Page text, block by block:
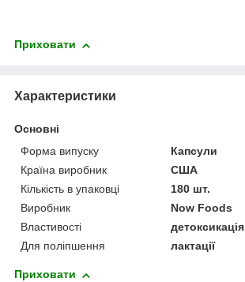
Приховати
Характеристики
Основні
Форма випуску
Капсули
Країна виробник
США
Кількість в упаковці
180 шт.
Виробник
Now Foods
Властивості
детоксикація
Для поліпшення
лактації
Приховати